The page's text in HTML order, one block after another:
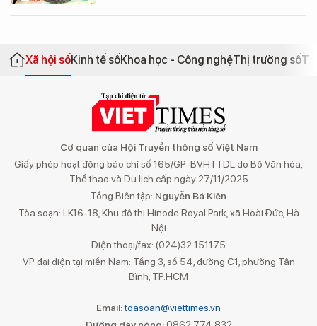
Xã hội sốKinh tế sốKhoa học - Công nghệThị trường số
Cơ quan của Hội Truyền thông số Việt Nam
Giấy phép hoạt động báo chí số 165/GP-BVHTTDL do Bộ Văn hóa,
Thể thao và Du lịch cấp ngày 27/11/2025
Tổng Biên tập: Nguyễn Bá Kiên
Tòa soạn: LK16-18, Khu đô thị Hinode Royal Park, xã Hoài Đức, Hà
Nội
Điện thoại/fax: (024)32 151175
VP đại diện tại miền Nam: Tầng 3, số 54, đường C1, phường Tân
Bình, TP.HCM
Email:toasoan@viettimes.vn